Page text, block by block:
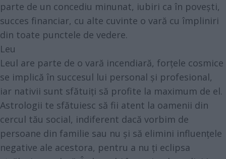
parte de un concediu minunat, iubiri ca în povești,
succes financiar, cu alte cuvinte o vară cu împliniri
din toate punctele de vedere.
Leu
Leul are parte de o vară incendiară, forțele cosmice
se implică în succesul lui personal și profesional,
iar nativii sunt sfătuiți să profite la maximum de el.
Astrologii te sfătuiesc să fii atent la oamenii din
cercul tău social, indiferent dacă vorbim de
persoane din familie sau nu și să elimini influențele
negative ale acestora, pentru a nu ți eclipsa